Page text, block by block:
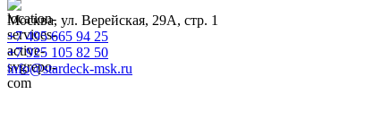
Москва, ул. Верейская, 29А, стр. 1
+7 495 665 94 25
+7 925 105 82 50
info@stardeck-msk.ru